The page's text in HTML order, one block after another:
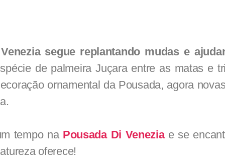
segue replantando mudas e
de palmeira Juçara entre as matas e
ornamental da Pousada, agora
tempo na Pousada Di Veneziae se
oferece!